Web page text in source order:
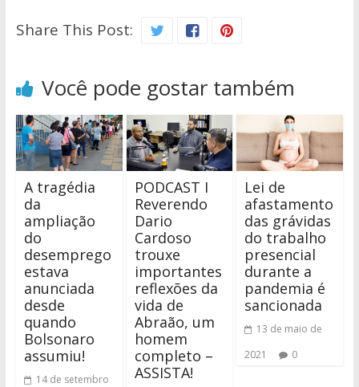
Share This Post:
Você pode gostar também
A tragédia
da
ampliação
do
desemprego
estava
anunciada
desde
quando
Bolsonaro
assumiu!
14 de setembro
PODCAST I
Reverendo
Dario
Cardoso
trouxe
importantes
reflexões da
vida de
Abraão, um
homem
completo –
ASSISTA!
Lei de
afastamento
das grávidas
do trabalho
presencial
durante a
pandemia é
sancionada
13 de maio de
2021
0